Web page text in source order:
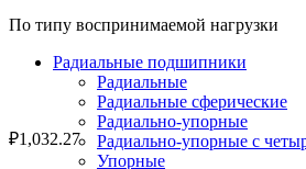
По типу воспринимаемой нагрузки
Радиальные подшипники
Радиальные
Радиальные сферические
Радиально-упорные
Радиально-упорные с
Упорные
₽1,032.27